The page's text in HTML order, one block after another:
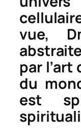
vue,
par l’art
du
est